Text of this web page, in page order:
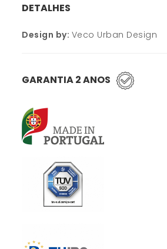
DETALHES
Design by: Veco Urban Design
GARANTIA 2 ANOS